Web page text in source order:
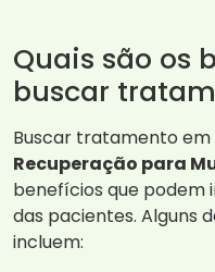
Quais são os
buscar
Buscar tratamento em
Recuperação para
benefícios que
das pacientes. Alguns
incluem: